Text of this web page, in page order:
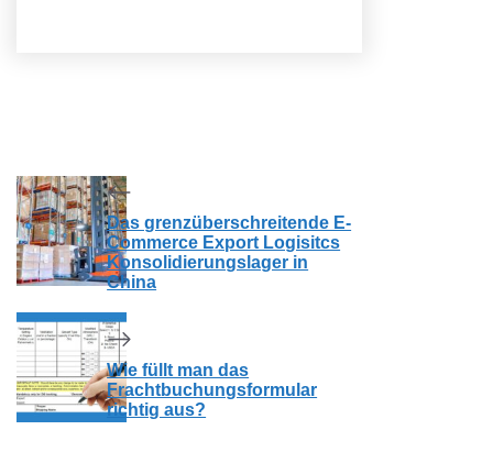
Das grenzüberschreitende E-
Commerce Export Logisitcs
Konsolidierungslager in
China
Wie füllt man das
Frachtbuchungsformular
richtig aus?